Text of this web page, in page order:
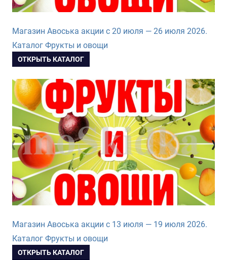
Магазин Авоська акции с 20 июля — 26 июля 2026.
Каталог Фрукты и овощи
ОТКРЫТЬ КАТАЛОГ
Магазин Авоська акции с 13 июля — 19 июля 2026.
Каталог Фрукты и овощи
ОТКРЫТЬ КАТАЛОГ